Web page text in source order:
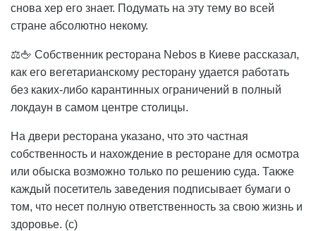
снова хер его знает. Подумать на эту тему во всей
стране абсолютно некому.
⚖️🖕 Собственник ресторана Nebos в Киеве рассказал,
как его вегетарианскому ресторану удается работать
без каких-либо карантинных ограничений в полный
локдаун в самом центре столицы.
На двери ресторана указано, что это частная
собственность и нахождение в ресторане для осмотра
или обыска возможно только по решению суда. Также
каждый посетитель заведения подписывает бумаги о
том, что несет полную ответственность за свою жизнь и
здоровье. (с)